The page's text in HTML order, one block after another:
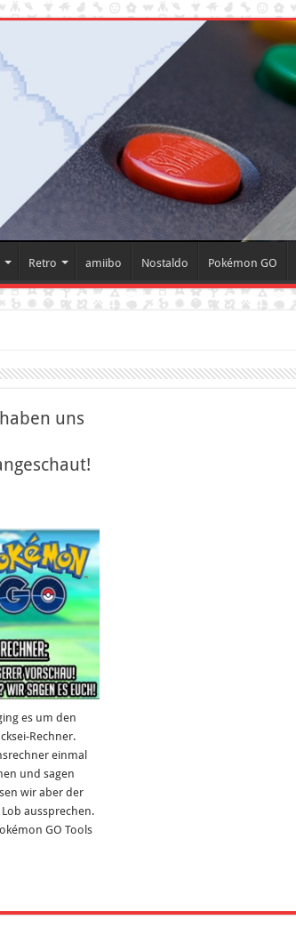
Retro amiibo Nostaldo Pokémon GO
uns
es um den
Rechner.
einmal
und sagen
wir aber der
aussprechen.
GO Tools